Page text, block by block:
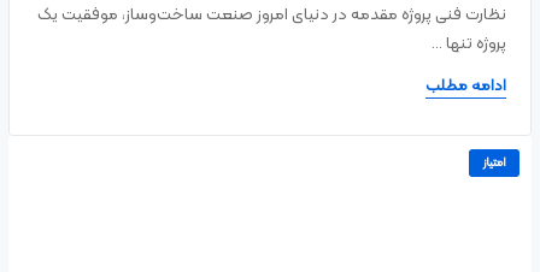
نظارت فنی پروژه مقدمه در دنیای امروز صنعت ساخت‌وساز، موفقیت یک
پروژه تنها ...
ادامه مطلب
امتیاز